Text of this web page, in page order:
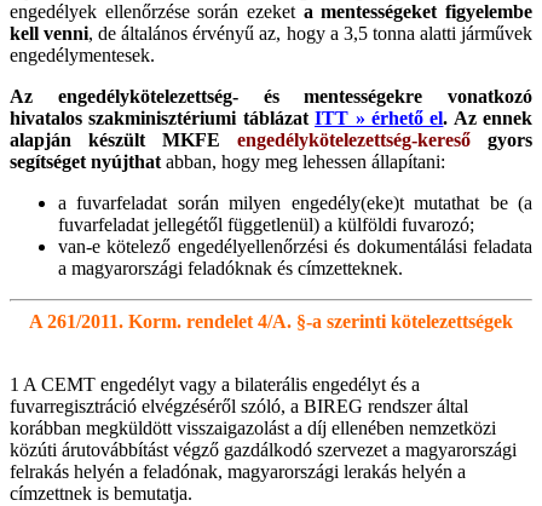
engedélyek ellenőrzése során ezeket a mentességeket figyelembe
kell venni, de általános érvényű az, hogy a 3,5 tonna alatti járművek
engedélymentesek.
Az engedélykötelezettség- és mentességekre vonatkozó
hivatalos szakminisztériumi táblázatITT » érhető el. Az ennek
alapján készült MKFE engedélykötelezettség-kereső gyors
segítséget nyújthatabban, hogy meg lehessen állapítani:
a fuvarfeladat során milyen engedély(eke)t mutathat be (a
fuvarfeladat jellegétől függetlenül) a külföldi fuvarozó;
van-e kötelező engedélyellenőrzési és dokumentálási feladata
a magyarországi feladóknak és címzetteknek.
A 261/2011. Korm. rendelet 4/A. §-a szerinti kötelezettségek
1 A CEMT engedélyt vagy a bilaterális engedélyt és a
fuvarregisztráció elvégzéséről szóló, a BIREG rendszer által
korábban megküldött visszaigazolást a díj ellenében nemzetközi
közúti árutovábbítást végző gazdálkodó szervezet a magyarországi
felrakás helyén a feladónak, magyarországi lerakás helyén a
címzettnek is bemutatja.